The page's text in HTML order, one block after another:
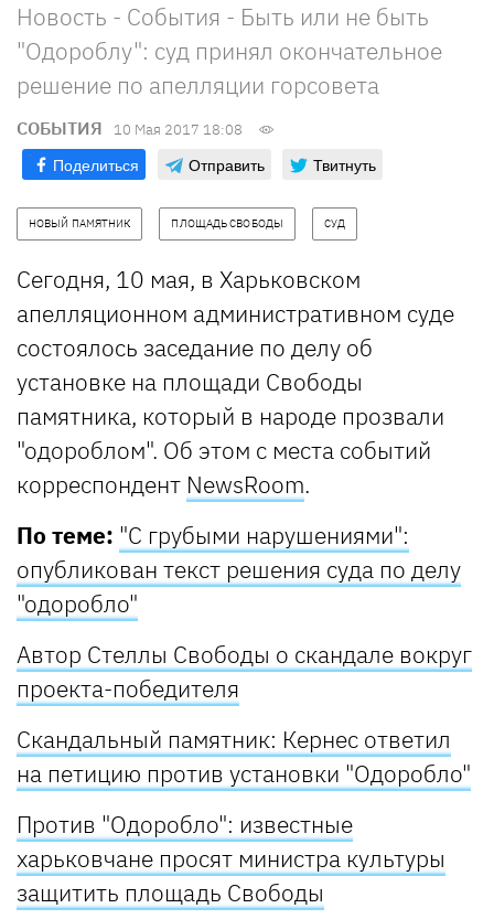
Новость - События - Быть или не быть
"Одороблу": суд принял окончательное
решение по апелляции горсовета
СОБЫТИЯ 10 Мая 2017 18:08
Поделиться Отправить Твитнуть
НОВЫЙ ПАМЯТНИК ПЛОЩАДЬ СВОБОДЫ СУД
Сегодня, 10 мая, в Харьковском
апелляционном административном суде
состоялось заседание по делу об
установке на площади Свободы
памятника, который в народе прозвали
"одороблом". Об этом с места событий
корреспондент NewsRoom.
По теме: "С грубыми нарушениями":
опубликован текст решения суда по делу
"одоробло"
Автор Стеллы Свободы о скандале вокруг
проекта-победителя
Скандальный памятник: Кернес ответил
на петицию против установки "Одоробло"
Против "Одоробло": известные
харьковчане просят министра культуры
защитить площадь Свободы